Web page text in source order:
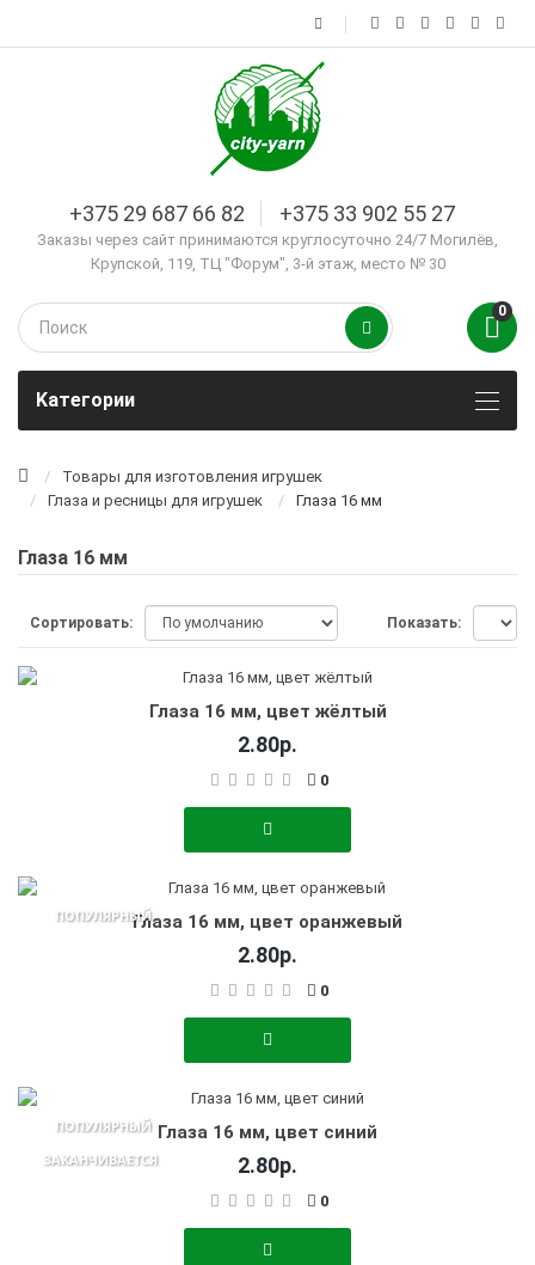
+375 29 687 66 82 +375 33 902 55 27
Заказы через сайт принимаются круглосуточно 24/7 Могилёв,
Крупской, 119, ТЦ "Форум", 3-й этаж, место № 30
0
Kатегории
Товары для изготовления игрушек
Глаза и ресницы для игрушек
Глаза 16 мм
Глаза 16 мм
Сортировать: Показать:
Глаза 16 мм, цвет жёлтый
2.80р.
0
ПОПУЛЯРНЫЙГлаза 16 мм, цвет оранжевый
2.80р.
0
ПОПУЛЯРНЫЙ
ЗАКАНЧИВАЕТСЯ
Глаза 16 мм, цвет синий
2.80р.
0